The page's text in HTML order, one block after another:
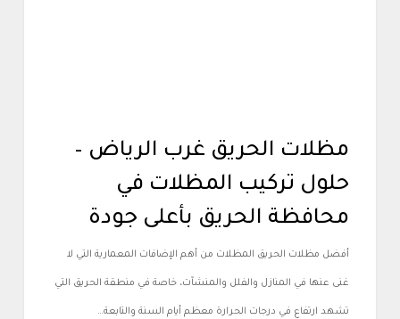
مظلات الحريق غرب الرياض –
حلول تركيب المظلات في
محافظة الحريق بأعلى جودة
أفضل مظلات الحريق المظلات من أهم الإضافات المعمارية التي لا
غنى عنها في المنازل والفلل والمنشآت، خاصة في منطقة الحريق التي
تشهد ارتفاع في درجات الحرارة معظم أيام السنة والتابعة…